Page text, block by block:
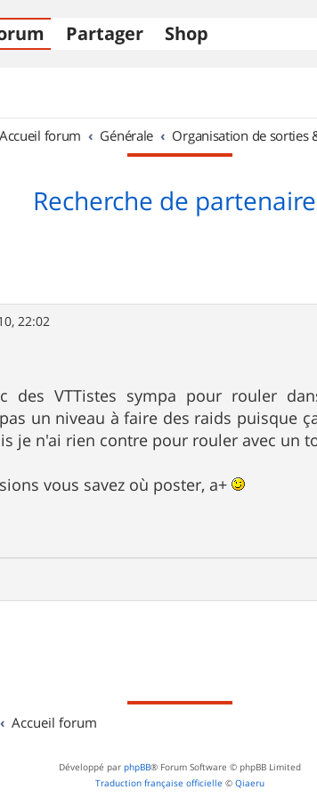
Partager Shop
Accueil forum Générale Organisation de sorties
Recherche de
22:02
des VTTistes sympa pour rouler
un niveau à faire des raids puisque
je n'ai rien contre pour rouler avec un
vous savez où poster, a+
Accueil forum
Développé par phpBB® Forum Software © phpBB Limited
Traduction française officielle © Qiaeru